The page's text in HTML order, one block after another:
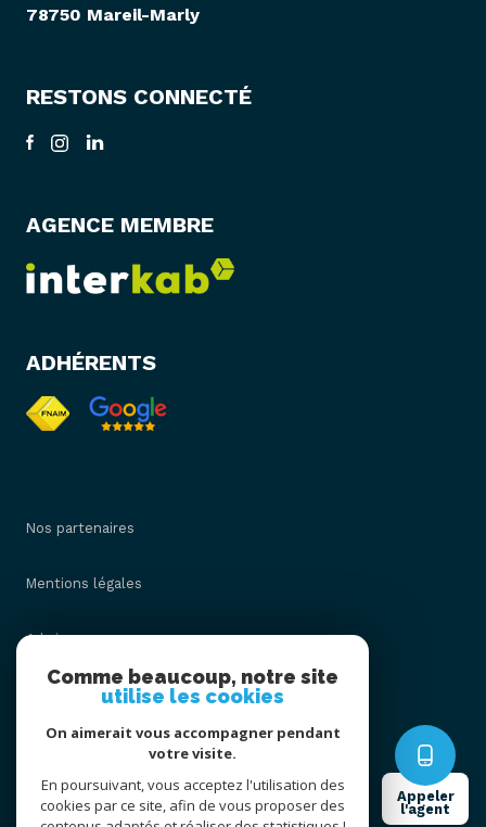
Appeler
l'agent
78750 Mareil-Marly
RESTONS CONNECTÉ
AGENCE MEMBRE
ADHÉRENTS
Nos partenaires
Mentions légales
Admin
Nos honoraires
Cookies
Comme beaucoup, notre site
utilise les cookies
On aimerait vous accompagner pendant
votre visite.
En poursuivant, vous acceptez l'utilisation des
cookies par ce site, afin de vous proposer des